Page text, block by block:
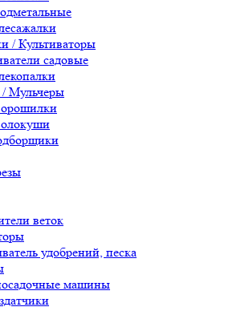
/ Культиваторы
садовые
Мульчеры
веток
удобрений, песка
машины